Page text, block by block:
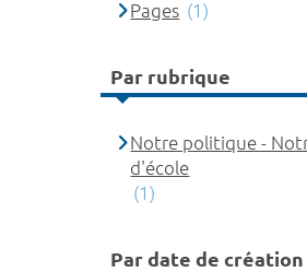
Pages (1)
Par rubrique
Notre politique -
d'école
(1)
Par date de création